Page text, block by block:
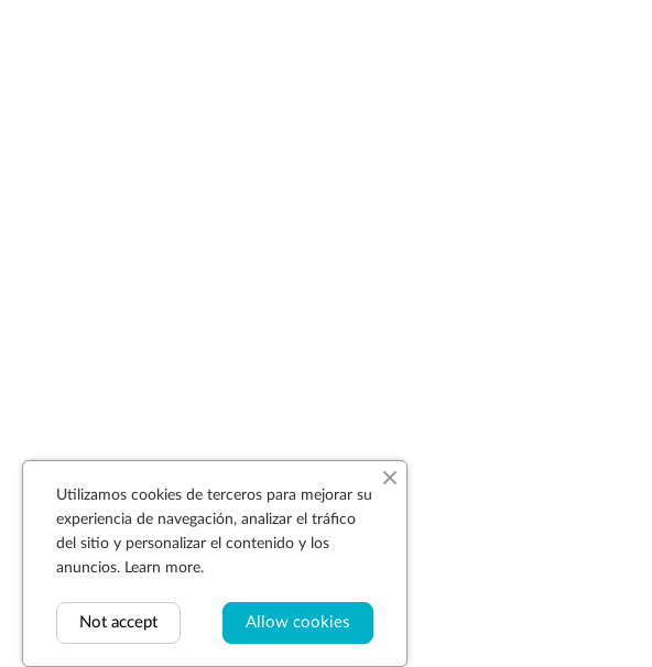
Utilizamos cookies de terceros para mejorar su
experiencia de navegación, analizar el tráfico
del sitio y personalizar el contenido y los
anuncios. Learn more.
Allow cookies
Not accept